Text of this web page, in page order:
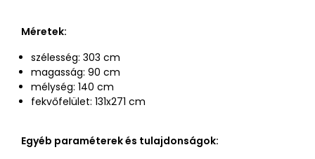
Méretek:
szélesség: 303 cm
magasság: 90 cm
mélység: 140 cm
fekvőfelület: 131x271 cm
Egyéb paraméterek és tulajdonságok: